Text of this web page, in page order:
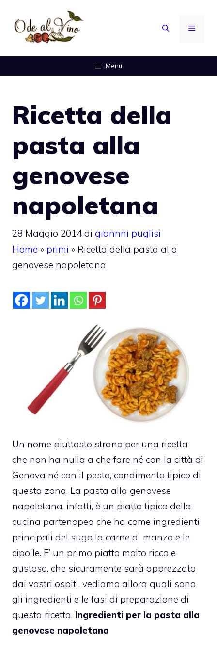
contenuto
MENU
Menu
Ricetta della
pasta alla
genovese
napoletana
28 Maggio 2014 di giannni puglisi
Home » primi » Ricetta della pasta alla
genovese napoletana
Un nome piuttosto strano per una ricetta
che non ha nulla a che fare né con la città di
Genova né con il pesto, condimento tipico di
questa zona. La pasta alla genovese
napoletana, infatti, è un piatto tipico della
cucina partenopea che ha come ingredienti
principali del sugo la carne di manzo e le
cipolle. E’ un primo piatto molto ricco e
gustoso, che sicuramente sarà apprezzato
dai vostri ospiti, vediamo allora quali sono
gli ingredienti e le fasi di preparazione di
questa ricetta. Ingredienti per la pasta alla
genovese napoletana